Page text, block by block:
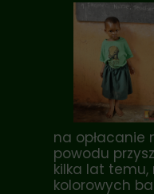
na opłacanie
powodu
kilka lat temu,
kolorowych